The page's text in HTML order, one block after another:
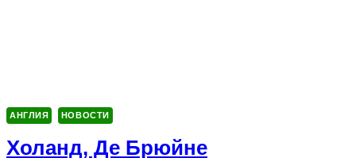
АНГЛИЯ НОВОСТИ
Холанд, Де Брюйне